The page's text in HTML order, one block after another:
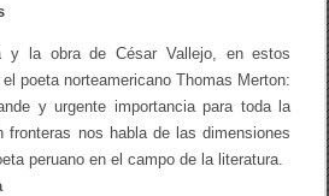
y la obra de César Vallejo, en estos
poeta norteamericano Thomas Merton:
y urgente importancia para toda la
fronteras nos habla de las dimensiones
peruano en el campo de la literatura.